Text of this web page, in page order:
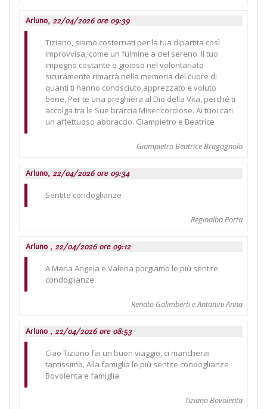
Arluno, 22/04/2026 ore 09:39
Tiziano, siamo costernati per la tua dipartita così
improvvisa, come un fulmine a ciel sereno. Il tuo
impegno costante e gioioso nel volontariato
sicuramente rimarrà nella memoria del cuore di
quanti ti hanno conosciuto,apprezzato e voluto
bene, Per te una preghiera al Dio della Vita, perché ti
accolga tra le Sue braccia Misericordiose. Ai tuoi cari
un affettuoso abbraccio. Giampietro e Beatrice
Giampietro Beatrice Bragagnolo
Arluno, 22/04/2026 ore 09:34
Sentite condoglianze
Reginalba Porta
Arluno , 22/04/2026 ore 09:12
A Maria Angela e Valeria porgiamo le più sentite
condoglianze.
Renato Galimberti e Antonini Anna
Arluno , 22/04/2026 ore 08:53
Ciao Tiziano fai un buon viaggio, ci mancherai
tantissimo. Alla famiglia le più sentite condoglianze
Bovolenta e famiglia
Tiziano Bovolenta